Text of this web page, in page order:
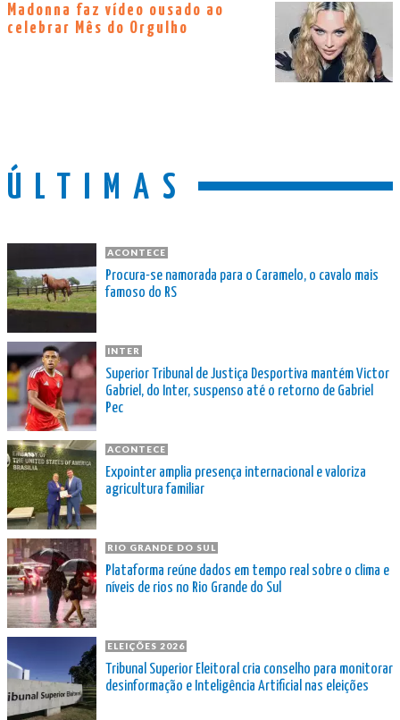
Madonna faz vídeo ousado ao
celebrar Mês do Orgulho
ÚLTIMAS
ACONTECE
Procura-se namorada para o Caramelo, o cavalo mais
famoso do RS
INTER
Superior Tribunal de Justiça Desportiva mantém Victor
Gabriel, do Inter, suspenso até o retorno de Gabriel
Pec
ACONTECE
Expointer amplia presença internacional e valoriza
agricultura familiar
RIO GRANDE DO SUL
Plataforma reúne dados em tempo real sobre o clima e
níveis de rios no Rio Grande do Sul
ELEIÇÕES 2026
Tribunal Superior Eleitoral cria conselho para monitorar
desinformação e Inteligência Artificial nas eleições